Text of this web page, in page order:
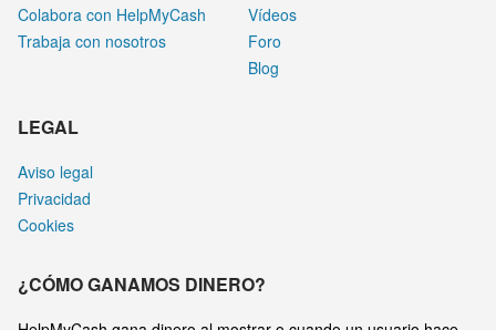
Colabora con HelpMyCash
Trabaja con nosotros
Vídeos
Foro
Blog
LEGAL
Aviso legal
Privacidad
Cookies
¿CÓMO GANAMOS DINERO?